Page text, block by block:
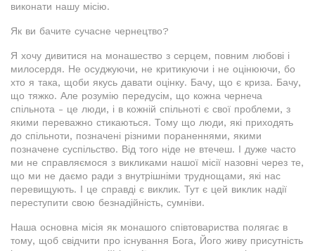
виконати нашу місію.
Як ви бачите сучасне чернецтво?
Я хочу дивитися на монашество з серцем, повним любові і
милосердя. Не осуджуючи, не критикуючи і не оцінюючи, бо
хто я така, щоби якусь давати оцінку. Бачу, що є криза. Бачу,
що тяжко. Але розумію передусім, що кожна чернеча
спільнота - це люди, і в кожній спільноті є свої проблеми, з
якими переважно стикаються. Тому що люди, які приходять
до спільноти, позначені різними пораненнями, якими
позначене суспільство. Від того ніде не втечеш. І дуже часто
ми не справляємося з викликами нашої місії назовні через те,
що ми не даємо ради з внутрішніми труднощами, які нас
перевищують. І це справді є виклик. Тут є цей виклик надії
переступити свою безнадійність, сумніви.
Наша основна місія як монашого співтовариства полягає в
тому, щоб свідчити про існування Бога, Його живу присутність